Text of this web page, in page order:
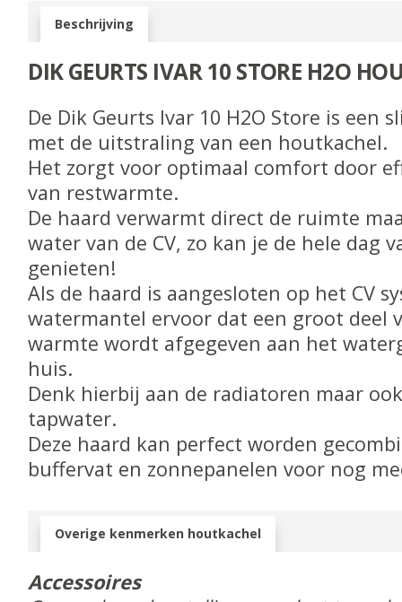
Beschrijving
DIK GEURTS IVAR 10 STORE H2O
De Dik Geurts Ivar 10 H2O Store is een
met de uitstraling van een houtkachel.
Het zorgt voor optimaal comfort door
van restwarmte.
De haard verwarmt direct de ruimte
water van de CV, zo kan je de hele dag
genieten!
Als de haard is aangesloten op het CV
watermantel ervoor dat een groot deel
warmte wordt afgegeven aan het
huis.
Denk hierbij aan de radiatoren maar
tapwater.
Deze haard kan perfect worden
buffervat en zonnepanelen voor nog
Overige kenmerken houtkachel
Accessoires